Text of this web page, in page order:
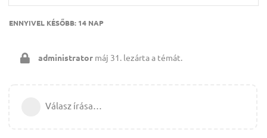
ENNYIVEL KÉSŐBB: 14 NAP
administrator máj 31. lezárta a témát.
Válasz írása…